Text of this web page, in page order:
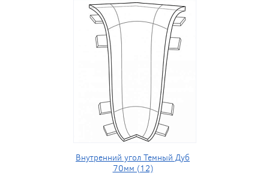
Внутренний угол Темный Дуб
70мм (12)